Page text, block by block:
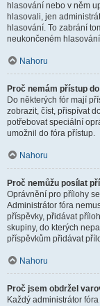
hlasování nebo v něm
hlasovali, jen
hlasování. To zabrání
neukončeném
Nahoru
Proč nemám přístup
Do některých fór mají
zobrazit, číst, přispívat
potřebovat speciální
umožnil do fóra přístup.
Nahoru
Proč nemůžu posílat
Oprávnění pro přílohy
Administrátor fóra
příspěvky, přidávat
skupiny, do kterých
příspěvkům přidávat
Nahoru
Proč jsem obdržel
Každý administrátor